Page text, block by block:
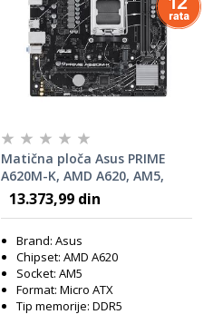
Matična ploča Asus PRIME
A620M-K, AMD A620, AM5,
mATX
13.373,99 din
Brand: Asus
Chipset: AMD A620
Socket: AM5
Format: Micro ATX
Tip memorije: DDR5